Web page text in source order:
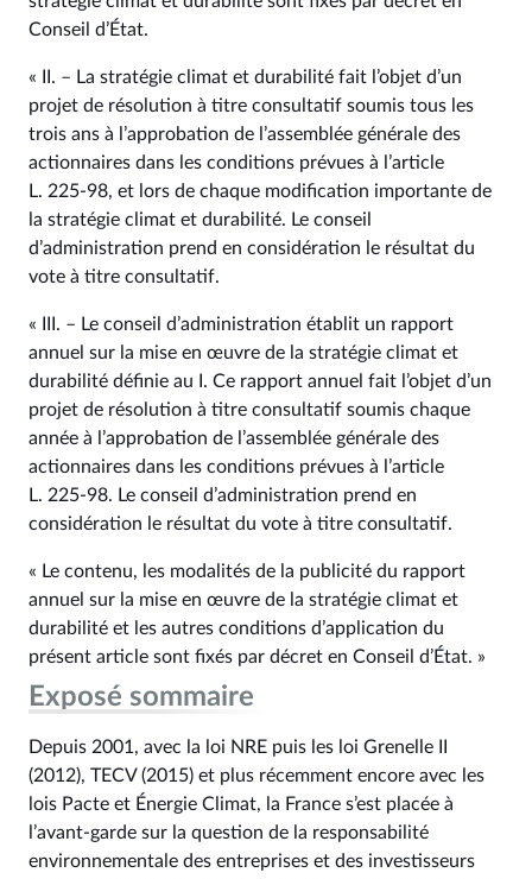
Conseil d’État.
« II. – La stratégie climat et durabilité fait l’objet d’un
projet de résolution à titre consultatif soumis tous les
trois ans à l’approbation de l’assemblée générale des
actionnaires dans les conditions prévues à l’article
L. 225‑98, et lors de chaque modification importante de
la stratégie climat et durabilité. Le conseil
d’administration prend en considération le résultat du
vote à titre consultatif.
« III. – Le conseil d’administration établit un rapport
annuel sur la mise en œuvre de la stratégie climat et
durabilité définie au I. Ce rapport annuel fait l’objet d’un
projet de résolution à titre consultatif soumis chaque
année à l’approbation de l’assemblée générale des
actionnaires dans les conditions prévues à l’article
L. 225‑98. Le conseil d’administration prend en
considération le résultat du vote à titre consultatif.
« Le contenu, les modalités de la publicité du rapport
annuel sur la mise en œuvre de la stratégie climat et
durabilité et les autres conditions d’application du
présent article sont fixés par décret en Conseil d’État. »
Exposé sommaire
Depuis 2001, avec la loi NRE puis les loi Grenelle II
(2012), TECV (2015) et plus récemment encore avec les
lois Pacte et Énergie Climat, la France s’est placée à
l’avant-garde sur la question de la responsabilité
environnementale des entreprises et des investisseurs